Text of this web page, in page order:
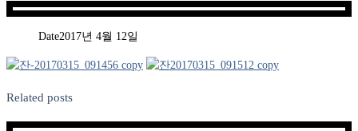
Date2017년 4월 12일
Related posts